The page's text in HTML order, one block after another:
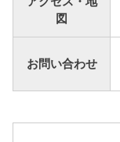
図
お問い合わせ